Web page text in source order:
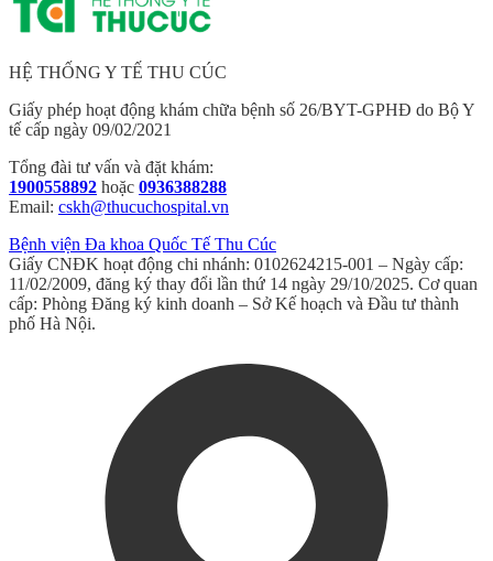
HỆ THỐNG Y TẾ THU CÚC
Giấy phép hoạt động khám chữa bệnh số 26/BYT-GPHĐ do Bộ Y
tế cấp ngày 09/02/2021
Tổng đài tư vấn và đặt khám:
1900558892 hoặc 0936388288
Email: cskh@thucuchospital.vn
Bệnh viện Đa khoa Quốc Tế Thu Cúc
Giấy CNĐK hoạt động chi nhánh: 0102624215-001 – Ngày cấp:
11/02/2009, đăng ký thay đổi lần thứ 14 ngày 29/10/2025. Cơ quan
cấp: Phòng Đăng ký kinh doanh – Sở Kế hoạch và Đầu tư thành
phố Hà Nội.